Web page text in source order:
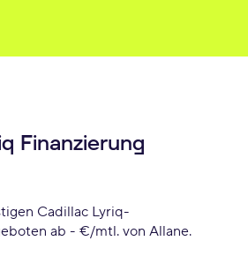
Finanzierung
Cadillac Lyriq-
ab - €/mtl. von Allane.